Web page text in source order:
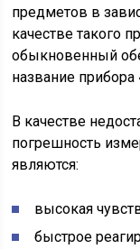
предметов в
качестве такого
обыкновенный
название прибора
В качестве
погрешность
являются:
высокая
быстрое